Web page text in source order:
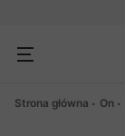
Strona główna On